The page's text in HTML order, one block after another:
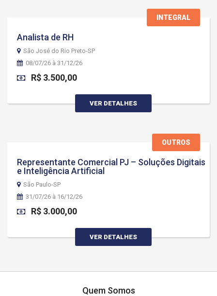
INTEGRAL
Analista de RH
São José do Rio Preto-SP
08/07/26 à 31/12/26
R$ 3.500,00
VER DETALHES
OUTROS
Representante Comercial PJ – Soluções Digitais
e Inteligência Artificial
São Paulo-SP
31/07/26 à 16/12/26
R$ 3.000,00
VER DETALHES
Quem Somos